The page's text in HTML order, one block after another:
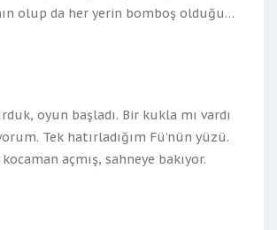
olup da her yerin bomboş olduğu…
oyun başladı. Bir kukla mı vardı
Tek hatırladığım Fü’nün yüzü.
açmış, sahneye bakıyor.